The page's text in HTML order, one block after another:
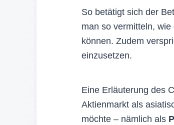
So betätigt sich der
man so vermitteln,
können. Zudem
einzusetzen.
Eine Erläuterung des
Aktienmarkt als
möchte – nämlich als